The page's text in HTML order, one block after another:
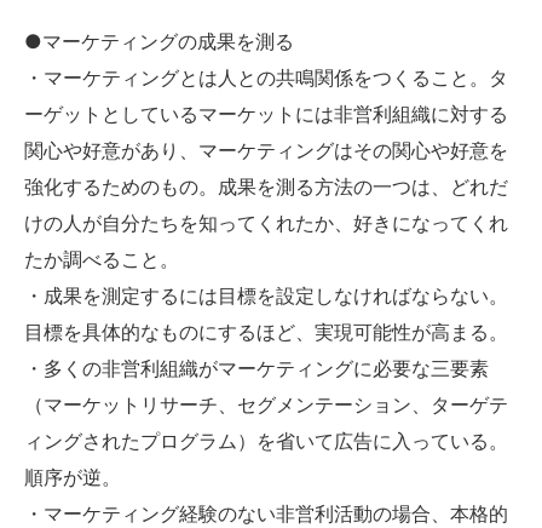
●マーケティングの成果を測る
・マーケティングとは人との共鳴関係をつくること。タ
ーゲットとしているマーケットには非営利組織に対する
関心や好意があり、マーケティングはその関心や好意を
強化するためのもの。成果を測る方法の一つは、どれだ
けの人が自分たちを知ってくれたか、好きになってくれ
たか調べること。
・成果を測定するには目標を設定しなければならない。
目標を具体的なものにするほど、実現可能性が高まる。
・多くの非営利組織がマーケティングに必要な三要素
（マーケットリサーチ、セグメンテーション、ターゲテ
ィングされたプログラム）を省いて広告に入っている。
順序が逆。
・マーケティング経験のない非営利活動の場合、本格的